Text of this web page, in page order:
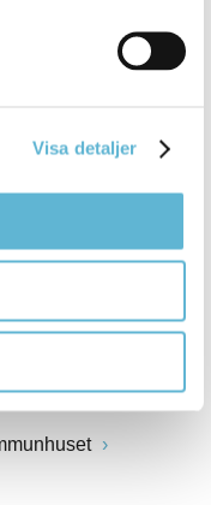
Visa detaljer